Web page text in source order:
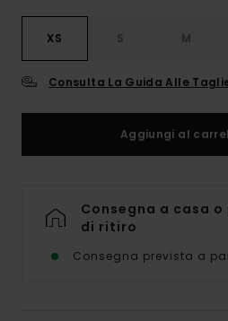
XS S M
Consulta La Guida Alle
Aggiungi al
Consegna a casa
di ritiro
Consegna prevista a